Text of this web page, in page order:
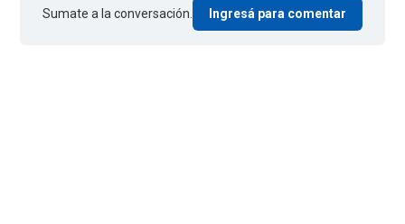
Sumate a la conversación. Ingresá para comentar